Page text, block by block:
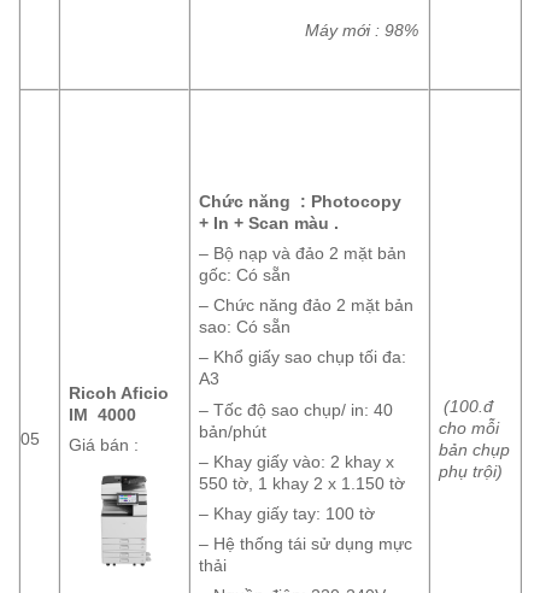
Máy mới : 98%
05
Ricoh Aficio
IM 4000
Giá bán :
Chức năng : Photocopy
+ In + Scan màu .
– Bộ nạp và đảo 2 mặt bản
gốc: Có sẵn
– Chức năng đảo 2 mặt bản
sao: Có sẵn
– Khổ giấy sao chụp tối đa:
A3
– Tốc độ sao chụp/ in: 40
bản/phút
– Khay giấy vào: 2 khay x
550 tờ, 1 khay 2 x 1.150 tờ
– Khay giấy tay: 100 tờ
– Hệ thống tái sử dụng mực
thải
(100.đ
cho mỗi
bản chụp
phụ trội)